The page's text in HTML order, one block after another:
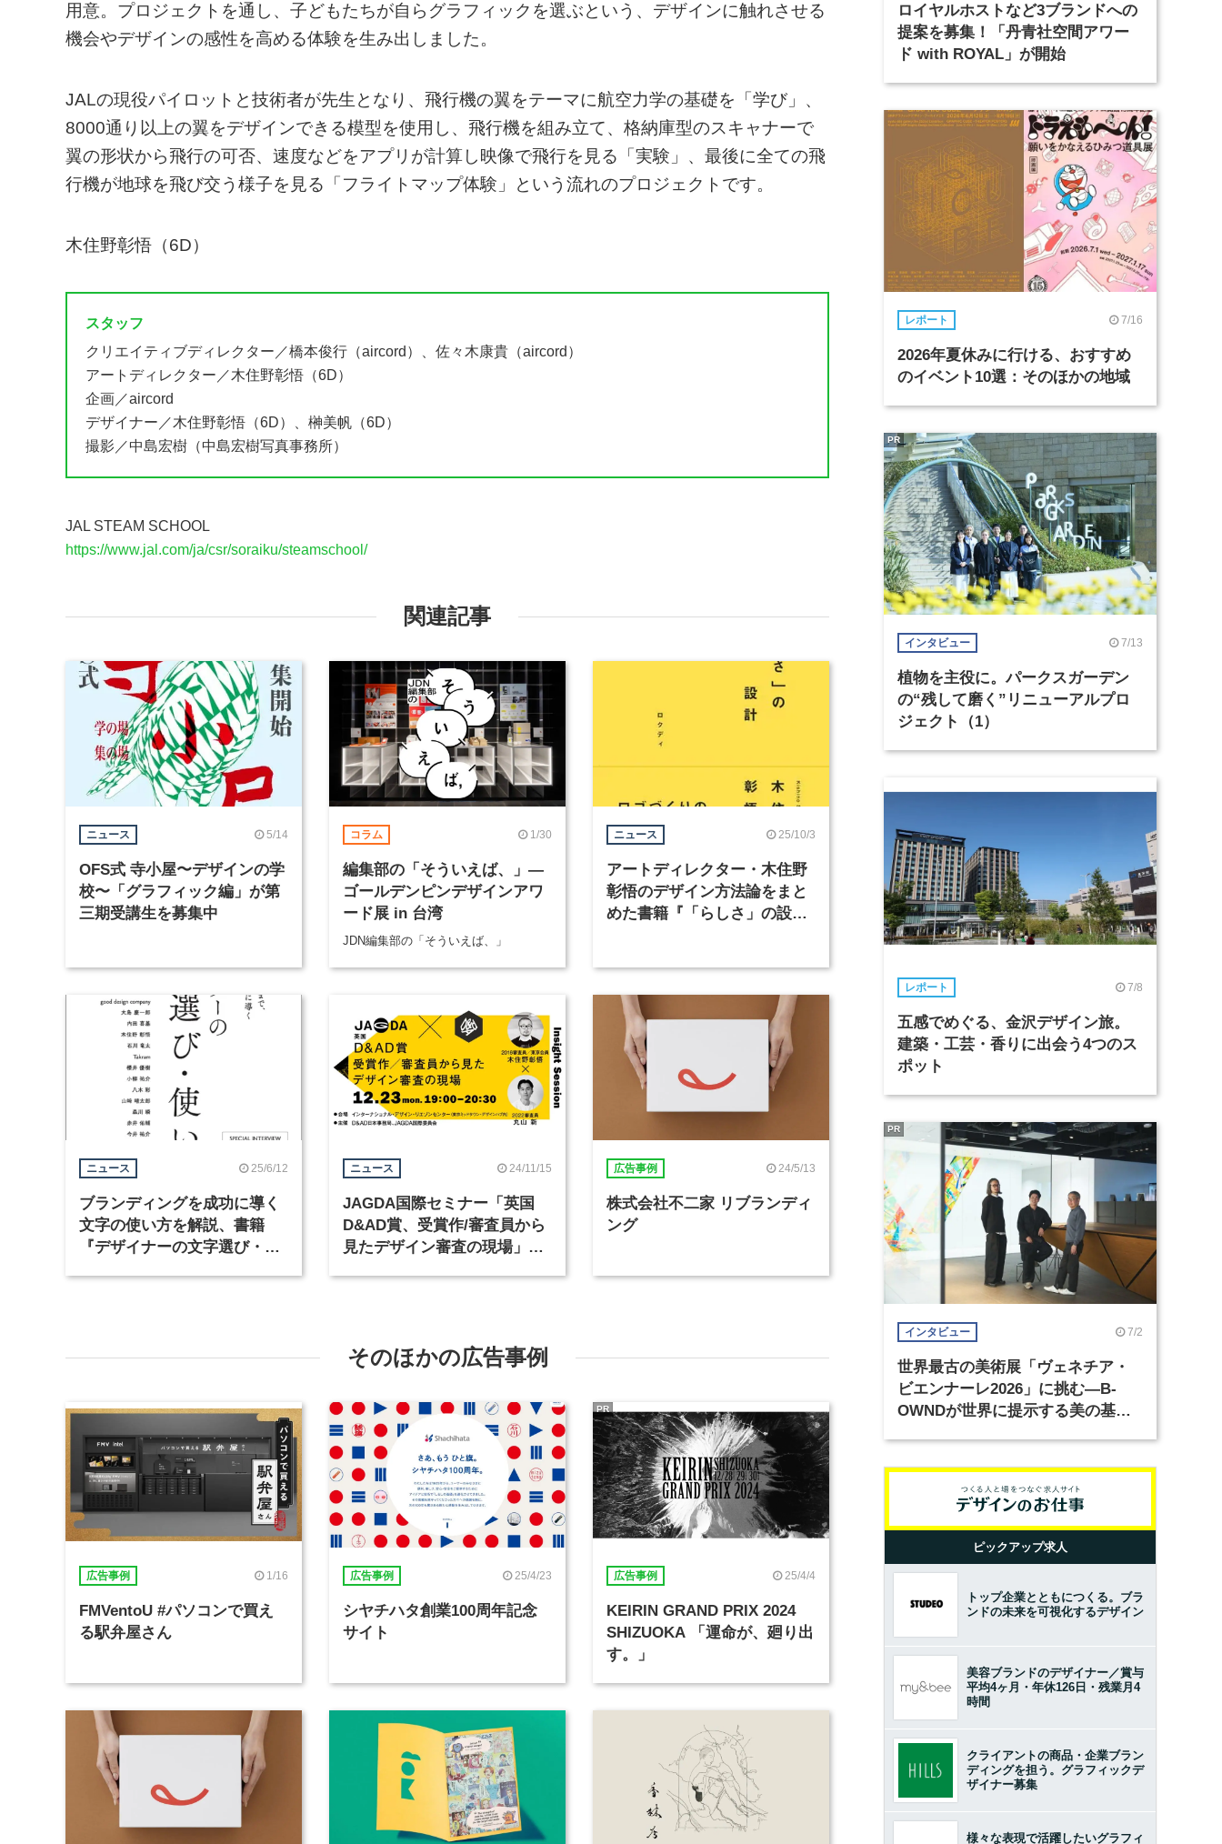
用意。プロジェクトを通し、子どもたちが自らグラフィックを選ぶという、デザインに触れさせる
機会やデザインの感性を高める体験を生み出しました。
JALの現役パイロットと技術者が先生となり、飛行機の翼をテーマに航空力学の基礎を「学び」、
8000通り以上の翼をデザインできる模型を使用し、飛行機を組み立て、格納庫型のスキャナーで
翼の形状から飛行の可否、速度などをアプリが計算し映像で飛行を見る「実験」、最後に全ての飛
行機が地球を飛び交う様子を見る「フライトマップ体験」という流れのプロジェクトです。
木住野彰悟（6D）
スタッフ
クリエイティブディレクター／橋本俊行（aircord）、佐々木康貴（aircord）
アートディレクター／木住野彰悟（6D）
企画／aircord
デザイナー／木住野彰悟（6D）、榊美帆（6D）
撮影／中島宏樹（中島宏樹写真事務所）
JAL STEAM SCHOOL
https://www.jal.com/ja/csr/soraiku/steamschool/
関連記事
ニュース 5/14
OFS式 寺小屋〜デザインの学
校〜「グラフィック編」が第
三期受講生を募集中
コラム 1/30
編集部の「そういえば、」―
ゴールデンピンデザインアワ
ード展 in 台湾
JDN編集部の「そういえば、」
ニュース 25/10/3
アートディレクター・木住野
彰悟のデザイン方法論をまと
めた書籍『「らしさ」の設
ニュース 25/6/12
ブランディングを成功に導く
文字の使い方を解説、書籍
『デザイナーの文字選び・使
ニュース 24/11/15
JAGDA国際セミナー「英国
D&AD賞、受賞作/審査員から
見たデザイン審査の現場」を
広告事例 24/5/13
株式会社不二家 リブランディ
ング
そのほかの広告事例
広告事例 1/16
FMVentoU #パソコンで買え
る駅弁屋さん
広告事例 25/4/23
シヤチハタ創業100周年記念
サイト
広告事例 25/4/4
KEIRIN GRAND PRIX 2024
SHIZUOKA 「運命が、廻り出
す。」
PR
ロイヤルホストなど3ブランドへの
提案を募集！「丹青社空間アワー
ド with ROYAL」が開始
レポート 7/16
2026年夏休みに行ける、おすすめ
のイベント10選：そのほかの地域
インタビュー 7/13
植物を主役に。パークスガーデン
の“残して磨く”リニューアルプロ
ジェクト（1）
PR
レポート 7/8
五感でめぐる、金沢デザイン旅。
建築・工芸・香りに出会う4つのス
ポット
インタビュー 7/2
世界最古の美術展「ヴェネチア・
ビエンナーレ2026」に挑む―B-
OWNDが世界に提示する美の基準
PR
ピックアップ求人
トップ企業とともにつくる。ブラ
ンドの未来を可視化するデザイン
美容ブランドのデザイナー／賞与
平均4ヶ月・年休126日・残業月4
時間
クライアントの商品・企業ブラン
ディングを担う。グラフィックデ
ザイナー募集
様々な表現で活躍したいグラフィ